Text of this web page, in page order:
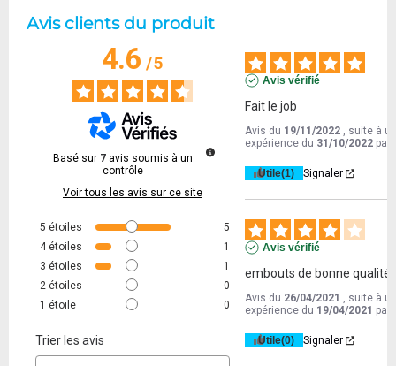
Avis clients du produit
4.6/5
Basé sur 7 avis soumis à un
contrôle
Voir tous les avis sur ce site
5 étoiles
5
4 étoiles
1
3 étoiles
1
2 étoiles
0
1 étoile 0
Trier les avis
Avis vérifié
Fait le job
Avis du 19/11/2022 , suite à
expérience du 31/10/2022 par
Utile(1) Signaler
Avis vérifié
embouts de bonne qualité
Avis du 26/04/2021 , suite à
expérience du 19/04/2021 par
Utile(0) Signaler